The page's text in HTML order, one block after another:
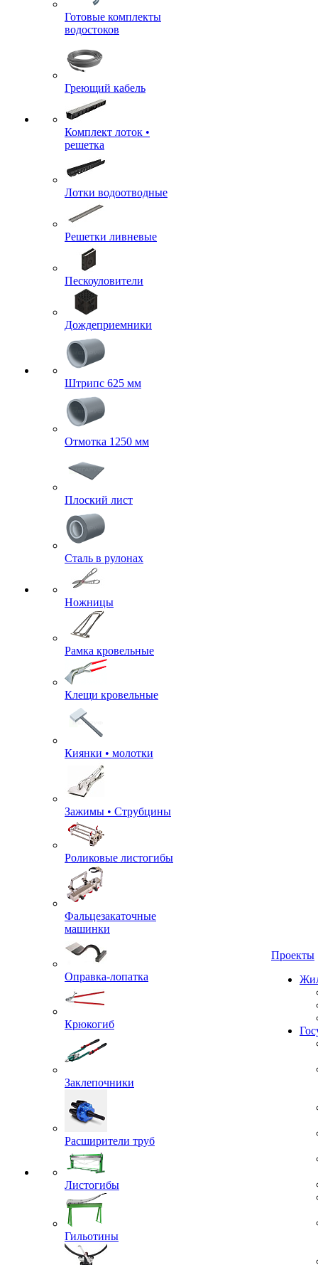
Готовые комплекты
водостоков
Греющий кабель
Комплект лоток •
решетка
Лотки водоотводные
Решетки ливневые
Пескоуловители
Дождеприемники
Штрипс 625 мм
Отмотка 1250 мм
Плоский лист
Сталь в рулонах
Ножницы
Рамка кровельные
Клещи кровельные
Киянки • молотки
Зажимы • Струбцины
Роликовые листогибы
Фальцезакаточные
машинки
Оправка-лопатка
Крюкогиб
Заклепочники
Расширители труб
Листогибы
Гильотины
Проекты